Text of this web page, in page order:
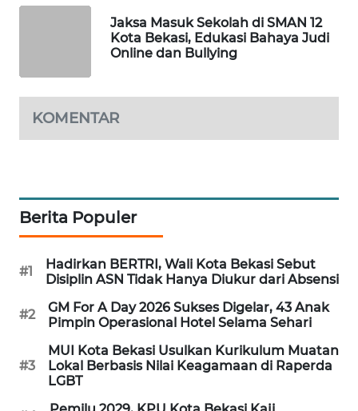
Jaksa Masuk Sekolah di SMAN 12
Kota Bekasi, Edukasi Bahaya Judi
Online dan Bullying
KOMENTAR
Berita Populer
#1
Hadirkan BERTRI, Wali Kota Bekasi Sebut
Disiplin ASN Tidak Hanya Diukur dari Absensi
#2
GM For A Day 2026 Sukses Digelar, 43 Anak
Pimpin Operasional Hotel Selama Sehari
#3
MUI Kota Bekasi Usulkan Kurikulum Muatan
Lokal Berbasis Nilai Keagamaan di Raperda
LGBT
BERAMPU
AKHLAK
ID
NEWS
ASA
NEWS